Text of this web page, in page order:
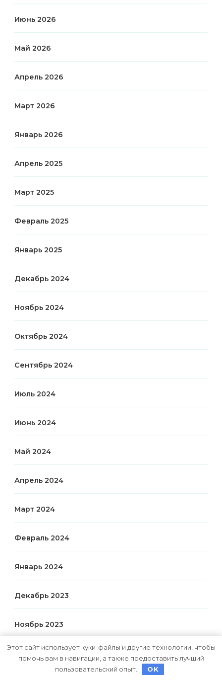
Июнь 2026
Май 2026
Апрель 2026
Март 2026
Январь 2026
Апрель 2025
Март 2025
Февраль 2025
Январь 2025
Декабрь 2024
Ноябрь 2024
Октябрь 2024
Сентябрь 2024
Июль 2024
Июнь 2024
Май 2024
Апрель 2024
Март 2024
Февраль 2024
Январь 2024
Декабрь 2023
Ноябрь 2023
Этот сайт использует куки-файлы и другие технологии, чтобы
помочь вам в навигации, а также предоставить лучший
пользовательский опыт.
OK